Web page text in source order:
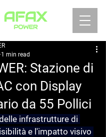
Stazione di
con Display
da 55 Pollici
1 min read
infrastrutture di
e l'impatto visivo